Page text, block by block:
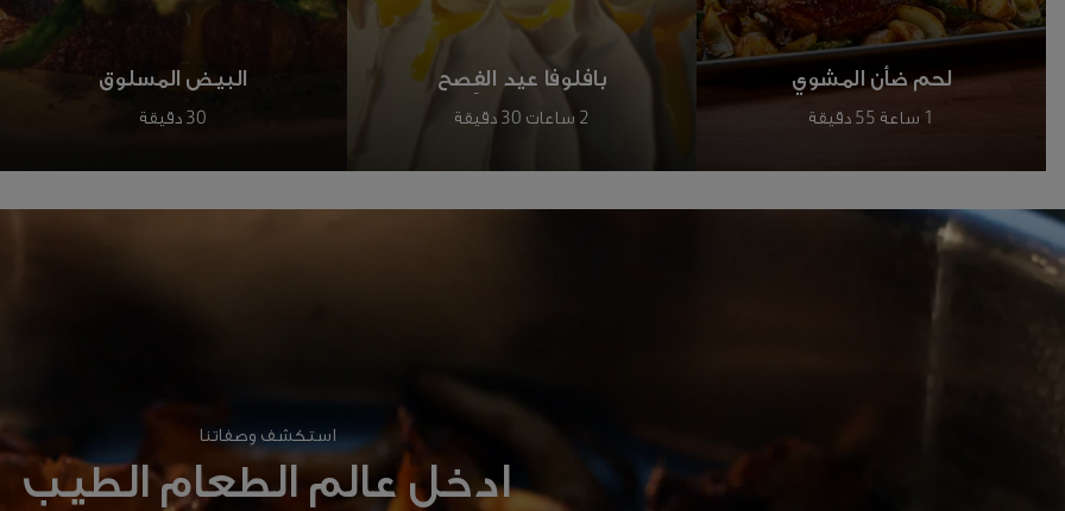
لحم ضأن المشوي
1 ساعة 55 دقيقة
بافلوفا عيد الفِصح
2 ساعات 30 دقيقة
البيض المسلوق
30 دقيقة
استكشف وصفاتنا
ادخل عالم الطعام الطيب